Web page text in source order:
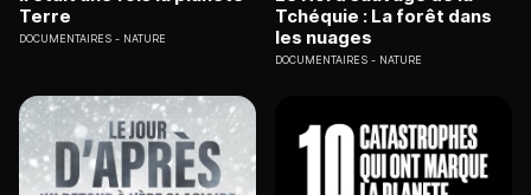
Terre
DOCUMENTAIRES NATURE
Tchéquie : La forêt dans
les nuages
DOCUMENTAIRES NATURE